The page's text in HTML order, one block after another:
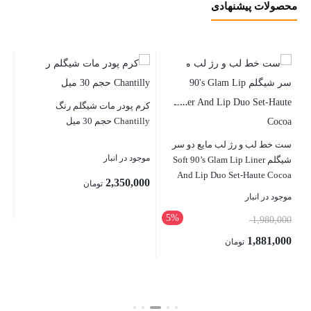
محصولات پیشنهادی
ست خط لب و رژ لب مایع دو سر
شیگلم Soft 90’s Glam Lip Liner
And Lip Duo Set-Haute Cocoa
موجود در انبار
5% 1,980,000 قیمت
اصلی:1,881,000 تومان
کرم پودر مات شیگلم رنگ
Chantilly حجم 30 میل
موجود در انبار
2,350,000 تومان